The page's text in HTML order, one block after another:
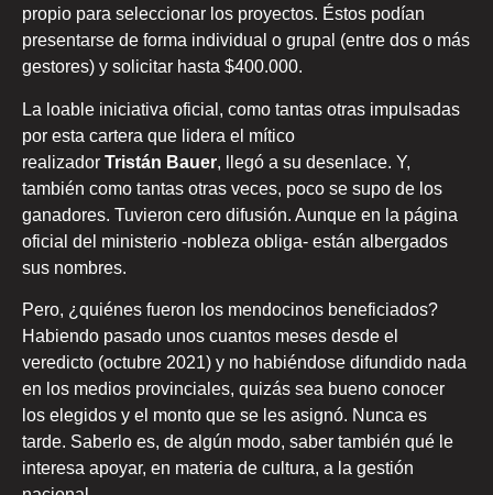
propio para seleccionar los proyectos. Éstos podían
presentarse de forma individual o grupal (entre dos o más
gestores) y solicitar hasta $400.000.
La loable iniciativa oficial, como tantas otras impulsadas
por esta cartera que lidera el mítico
realizador Tristán Bauer, llegó a su desenlace. Y,
también como tantas otras veces, poco se supo de los
ganadores. Tuvieron cero difusión. Aunque en la página
oficial del ministerio -nobleza obliga- están albergados
sus nombres.
Pero, ¿quiénes fueron los mendocinos beneficiados?
Habiendo pasado unos cuantos meses desde el
veredicto (octubre 2021) y no habiéndose difundido nada
en los medios provinciales, quizás sea bueno conocer
los elegidos y el monto que se les asignó. Nunca es
tarde. Saberlo es, de algún modo, saber también qué le
interesa apoyar, en materia de cultura, a la gestión